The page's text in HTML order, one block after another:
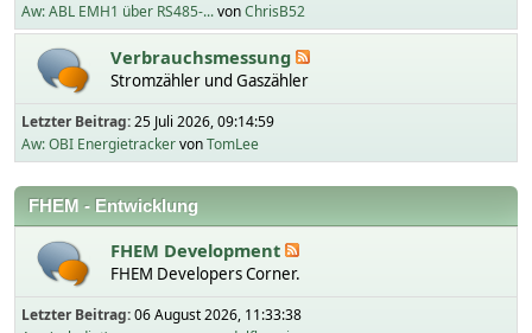
Aw: ABL EMH1 über RS485-...vonChrisB52
Verbrauchsmessung
Stromzähler und Gaszähler
Letzter Beitrag:25 Juli 2026, 09:14:59
Aw: OBI EnergietrackervonTomLee
FHEM - Entwicklung
FHEM Development
FHEM Developers Corner.
Letzter Beitrag:06 August 2026, 11:33:38